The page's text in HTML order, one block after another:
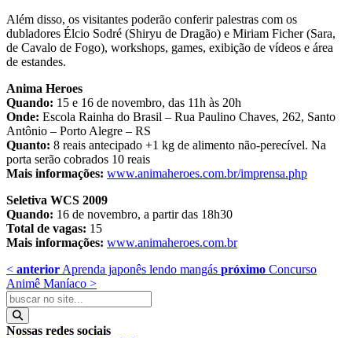
Além disso, os visitantes poderão conferir palestras com os
dubladores Élcio Sodré (Shiryu de Dragão) e Miriam Ficher (Sara,
de Cavalo de Fogo), workshops, games, exibição de vídeos e área
de estandes.
Anima Heroes
Quando: 15 e 16 de novembro, das 11h às 20h
Onde: Escola Rainha do Brasil – Rua Paulino Chaves, 262, Santo
Antônio – Porto Alegre – RS
Quanto: 8 reais antecipado +1 kg de alimento não-perecível. Na
porta serão cobrados 10 reais
Mais informações: www.animaheroes.com.br/imprensa.php
Seletiva WCS 2009
Quando: 16 de novembro, a partir das 18h30
Total de vagas: 15
Mais informações: www.animaheroes.com.br
< anterior Aprenda japonês lendo mangás próximo Concurso
Animê Maníaco >
Nossas redes sociais